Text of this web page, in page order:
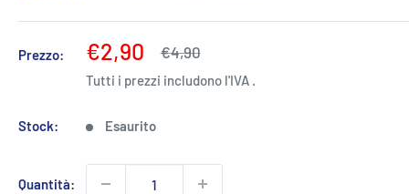
Prezzo:
Prezzo
scontato
€2,90 Prezzo
€4,90
Tutti i prezzi includono l'IVA .
Stock: Esaurito
Quantità: